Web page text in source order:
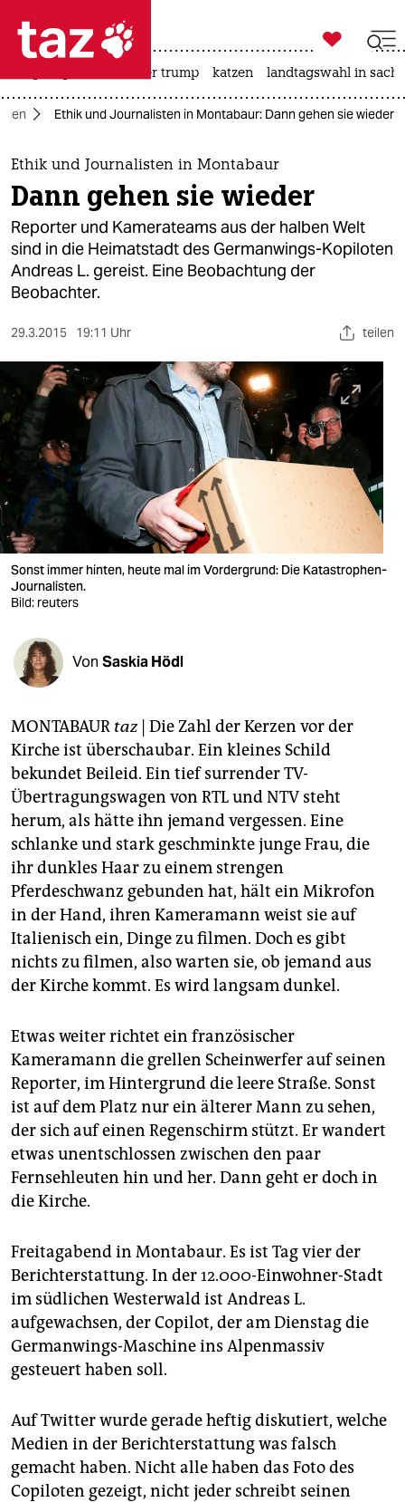
 taz zahl ich
taz zahl ich
themen
politik
öko
gesellschaft
kultur
sport
berlin
nord
wahrheit
verlag
verlag
veranstaltungen
shop
fragen & hilfe
abo
genossenschaft
epaper login

taz zahl ich
usa unter trump katzen landtagswahl in
Ethik und Journalisten in Montabaur: Dann gehen sie wieder
Ethik und Journalisten in Montabaur
Dann gehen sie wieder
Reporter und Kamerateams aus der halben Welt
sind in die Heimatstadt des Germanwings-Kopiloten
Andreas L. gereist. Eine Beobachtung der
Beobachter.
29.3.2015 19:11 Uhr teilen
Sonst immer hinten, heute mal im Vordergrund: Die Katastrophen-
Journalisten.
Bild: reuters
Von Saskia Hödl
MONTABAUR taz| Die Zahl der Kerzen vor der
Kirche ist überschaubar. Ein kleines Schild
bekundet Beileid. Ein tief surrender TV-
Übertragungswagen von RTL und NTV steht
herum, als hätte ihn jemand vergessen. Eine
schlanke und stark geschminkte junge Frau, die
ihr dunkles Haar zu einem strengen
Pferdeschwanz gebunden hat, hält ein Mikrofon
in der Hand, ihren Kameramann weist sie auf
Italienisch ein, Dinge zu filmen. Doch es gibt
nichts zu filmen, also warten sie, ob jemand aus
der Kirche kommt. Es wird langsam dunkel.
Etwas weiter richtet ein französischer
Kameramann die grellen Scheinwerfer auf seinen
Reporter, im Hintergrund die leere Straße. Sonst
ist auf dem Platz nur ein älterer Mann zu sehen,
der sich auf einen Regenschirm stützt. Er wandert
etwas unentschlossen zwischen den paar
Fernsehleuten hin und her. Dann geht er doch in
die Kirche.
Freitagabend in Montabaur. Es ist Tag vier der
Berichterstattung. In der 12.000-Einwohner-Stadt
im südlichen Westerwald ist Andreas L.
aufgewachsen, der Copilot, der am Dienstag die
Germanwings-Maschine ins Alpenmassiv
gesteuert haben soll.
Auf Twitter wurde gerade heftig diskutiert, welche
Medien in der Berichterstattung was falsch
gemacht haben. Nicht alle haben das Foto des
Copiloten gezeigt, nicht jeder schreibt seinen